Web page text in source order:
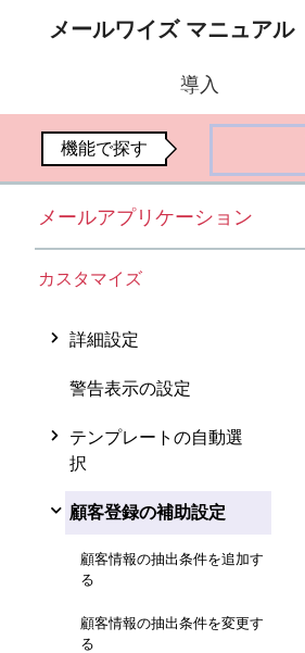
メールワイズ マニュアル
導入
機能で探す
メールアプリケーション
カスタマイズ
詳細設定
警告表示の設定
テンプレートの自動選
択
顧客登録の補助設定
顧客情報の抽出条件を追加す
る
顧客情報の抽出条件を変更す
る